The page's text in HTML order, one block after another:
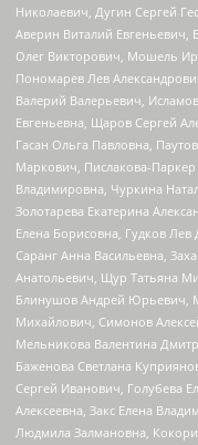
Николаевич, Дугин Сергей
Аверин Виталий
Олег Викторович, Мошель
Пономарев Лев
Валерий Валерьевич,
Евгеньевна, Щаров Сергей
Гасан Ольга Павловна,
Маркович, Пислакова-
Владимировна, Чуркина
Золотарева Екатерина
Елена Борисовна, Гудков
Саранг Анна Васильевна,
Анатольевич, Щур Татьяна
Блинушов Андрей Юрьевич,
Михайлович, Симонов
Мельникова Валентина
Баженова Светлана
Сергей Иванович, Голубева
Алексеевна, Закс Елена
Людмила Залмановна,